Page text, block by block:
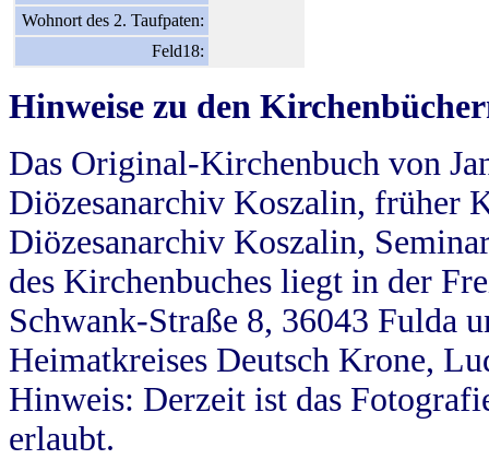
Wohnort des 2. Taufpaten:
Feld18:
Hinweise zu den
Das Original-Kirchenbuch von
Diözesanarchiv Koszalin, früher
Diözesanarchiv Koszalin,
des Kirchenbuches liegt in der
Schwank-Straße 8, 36043 Fulda
Heimatkreises Deutsch Krone,
Hinweis: Derzeit ist das
erlaubt.